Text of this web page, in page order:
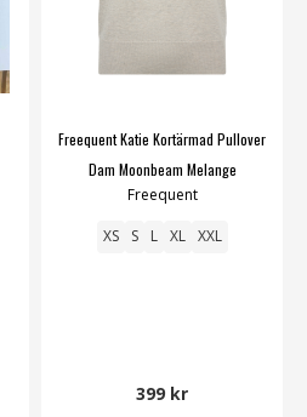
Freequent Katie Kortärmad Pullover
Dam Moonbeam Melange
Freequent
XS S L XL XXL
399 kr